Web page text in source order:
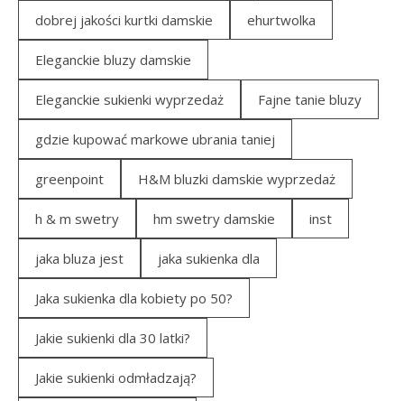
dobrej jakości kurtki damskie ehurtwolka
Eleganckie bluzy damskie
Eleganckie sukienki wyprzedaż Fajne tanie bluzy
gdzie kupować markowe ubrania taniej
greenpoint H&M bluzki damskie wyprzedaż
h & m swetry hm swetry damskie inst
jaka bluza jest jaka sukienka dla
Jaka sukienka dla kobiety po 50?
Jakie sukienki dla 30 latki?
Jakie sukienki odmładzają?